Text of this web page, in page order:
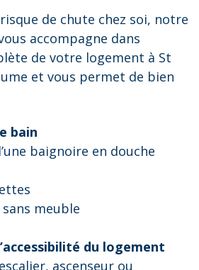
de chute chez soi, notre
accompagne dans
de votre logement à St
et vous permet de bien
bain
baignoire en douche
meuble
du logement
ascenseur ou